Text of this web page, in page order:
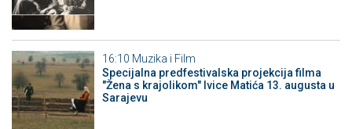
16:10 Muzika i Film
Specijalna predfestivalska projekcija filma
"Žena s krajolikom" Ivice Matića 13. augusta u
Sarajevu